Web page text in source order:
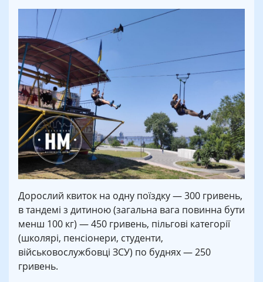
Дорослий квиток на одну поїздку — 300 гривень,
в тандемі з дитиною (загальна вага повинна бути
менш 100 кг) — 450 гривень, пільгові категорії
(школярі, пенсіонери, студенти,
військовослужбовці ЗСУ) по буднях — 250
гривень.